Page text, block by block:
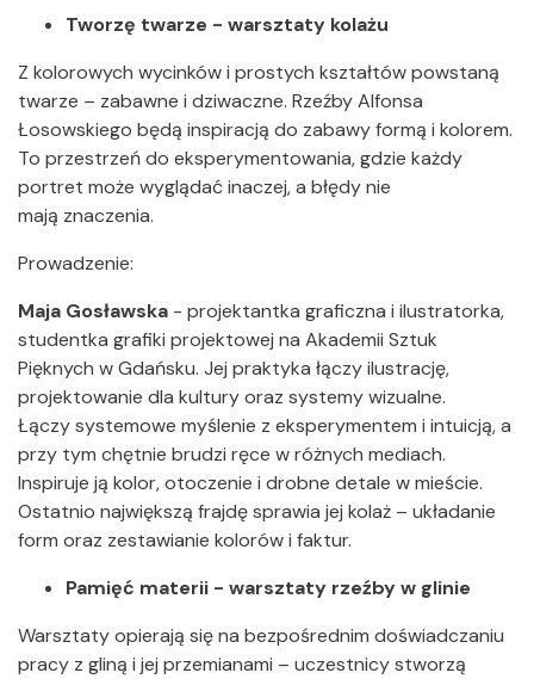
Tworzę twarze - warsztaty kolażu
Z kolorowych wycinków i prostych kształtów powstaną
twarze – zabawne i dziwaczne. Rzeźby Alfonsa
Łosowskiego będą inspiracją do zabawy formą i kolorem.
To przestrzeń do eksperymentowania, gdzie każdy
portret może wyglądać inaczej, a błędy nie
mają znaczenia.
Prowadzenie:
Maja Gosławska - projektantka graficzna i ilustratorka,
studentka grafiki projektowej na Akademii Sztuk
Pięknych w Gdańsku. Jej praktyka łączy ilustrację,
projektowanie dla kultury oraz systemy wizualne.
Łączy systemowe myślenie z eksperymentem i intuicją, a
przy tym chętnie brudzi ręce w różnych mediach.
Inspiruje ją kolor, otoczenie i drobne detale w mieście.
Ostatnio największą frajdę sprawia jej kolaż – układanie
form oraz zestawianie kolorów i faktur.
Pamięć materii - warsztaty rzeźby w glinie
Warsztaty opierają się na bezpośrednim doświadczaniu
pracy z gliną i jej przemianami – uczestnicy stworzą